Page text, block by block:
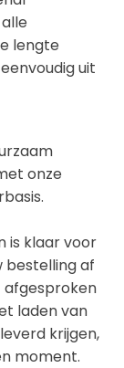
lengte
uit
onze
is klaar voor
bestelling af
afgesproken
laden van
krijgen,
moment.